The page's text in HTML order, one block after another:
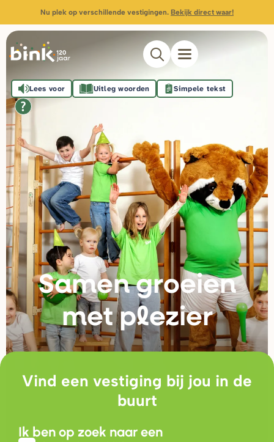
Nu plek op verschillende vestigingen. Bekijk direct waar!
Samen groeien
met plezier
Lees voor Uitleg woorden Simpele tekst
Vind een vestiging bij jou in de
buurt
Ik ben op zoek naar een